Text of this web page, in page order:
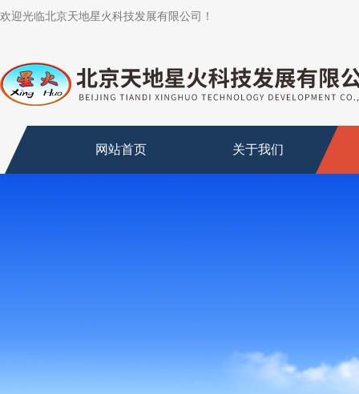
欢迎光临北京天地星火科技发展有限公司！
网站首页 关于我们